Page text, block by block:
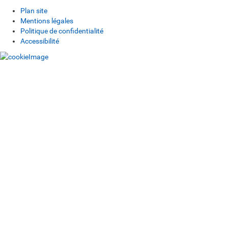
Plan site
Mentions légales
Politique de confidentialité
Accessibilité